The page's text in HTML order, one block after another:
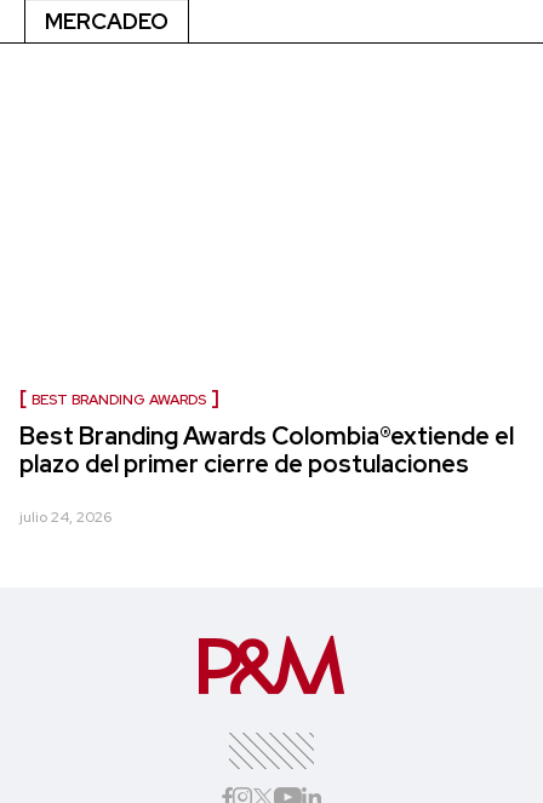
MERCADEO
BEST BRANDING AWARDS
Best Branding Awards Colombia®extiende el
plazo del primer cierre de postulaciones
julio 24, 2026